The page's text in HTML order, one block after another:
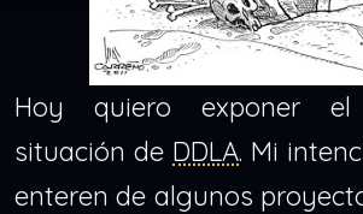
Hoy quiero exponer
situación de DDLA. Mi
enteren de algunos